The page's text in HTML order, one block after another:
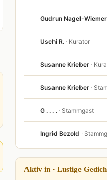
Gudrun Nagel-Wiemer
Uschi R. · Kurator
Susanne Krieber ·
Susanne Krieber ·
G . . . . · Stammgast
Ingrid Bezold ·
Aktiv in · Lustige